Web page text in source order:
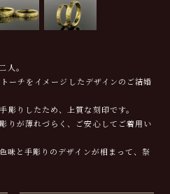
人。
ーチをイメージしたデザインのご結婚
彫りしたため、上質な刻印です。
りが薄れづらく、ご安心してご着用い
味と手彫りのデザインが相まって、祭